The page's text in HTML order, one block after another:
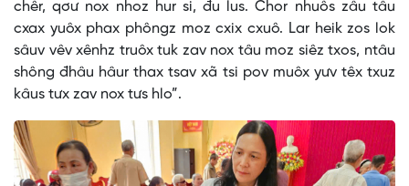
chêr, qơư nox nhoz hur si, đu lus. Chor nhuôs zâu tâu
cxax yuôx phax phôngz moz cxix cxuô. Lar heik zos lok
sâuv vêv xênhz truôx tuk zav nox tâu moz siêz txos, ntâu
shông đhâu hâur thax tsav xã tsi pov muôx yưv têx txuz
kâus tưx zav nox tưs hlo”.